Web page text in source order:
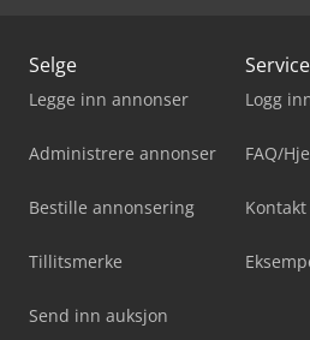
Selge
Legge inn annonser
Administrere annonser
Bestille annonsering
Tillitsmerke
Send inn auksjon
Logg
FAQ/
Kontakt